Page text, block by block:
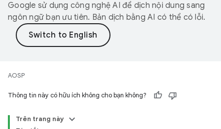
Google sử dụng công nghệ AI để dịch nội dung sang
ngôn ngữ bạn ưu tiên. Bản dịch bằng AI có thể có lỗi.
AOSP
Thông tin này có hữu ích không cho bạn không?
Trên trang này